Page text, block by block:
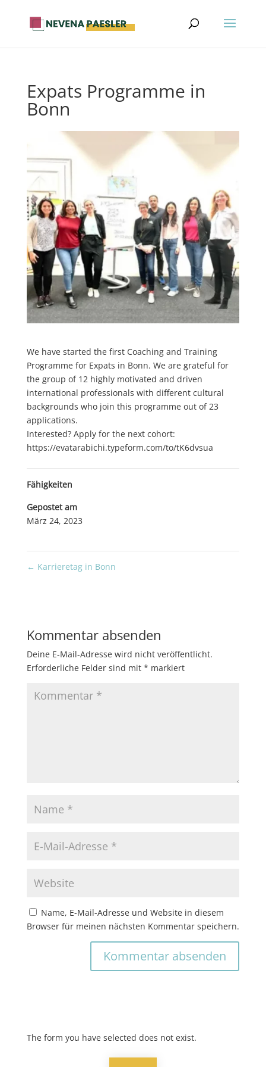
Expats Programme in
Bonn
We have started the first Coaching and Training
Programme for Expats in Bonn. We are grateful for
the group of 12 highly motivated and driven
international professionals with different cultural
backgrounds who join this programme out of 23
applications.
Interested? Apply for the next cohort:
https://evatarabichi.typeform.com/to/tK6dvsua
Fähigkeiten
Gepostet am
März 24, 2023
← Karrieretag in Bonn
Kommentar absenden
Deine E-Mail-Adresse wird nicht veröffentlicht.
Erforderliche Felder sind mit * markiert
Name, E-Mail-Adresse und Website in diesem
Browser für meinen nächsten Kommentar speichern.
The form you have selected does not exist.